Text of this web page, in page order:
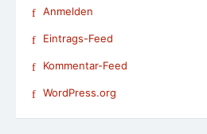
Anmelden
Eintrags-Feed
Kommentar-Feed
WordPress.org